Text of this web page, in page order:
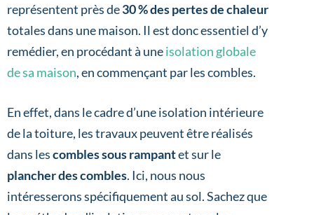
représentent près de30 % des pertes de chaleur
totales dans une maison. Il est donc essentiel d’y
remédier, en procédant à uneisolation globale
de sa maison, en commençant par les combles.
En effet, dans le cadre d’une isolation intérieure
de la toiture, les travaux peuvent être réalisés
dans lescombles sous rampantet sur le
plancher des combles. Ici, nous nous
intéresserons spécifiquement au sol. Sachez que